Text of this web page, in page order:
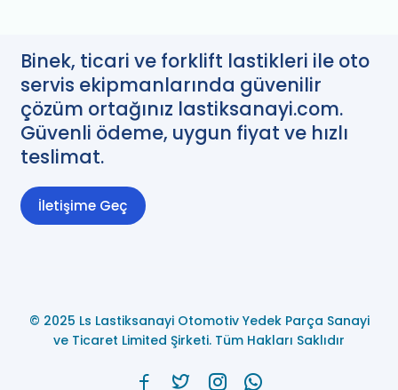
Binek, ticari ve forklift lastikleri ile oto
servis ekipmanlarında güvenilir
çözüm ortağınız lastiksanayi.com.
Güvenli ödeme, uygun fiyat ve hızlı
teslimat.
İletişime Geç
© 2025 Ls Lastiksanayi Otomotiv Yedek Parça Sanayi
ve Ticaret Limited Şirketi. Tüm Hakları Saklıdır